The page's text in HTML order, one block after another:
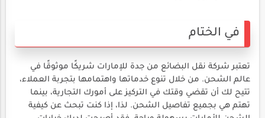
في الختام
تعتبر شركة نقل البضائع من جدة للإمارات شريكًا موثوقًا في
عالم الشحن. من خلال تنوع خدماتها واهتمامها بتجربة العملاء،
تتيح لك أن تقضي وقتك في التركيز على أمورك التجارية، بينما
تهتم هي بجميع تفاصيل الشحن. لذا، إذا كنت تبحث عن كيفية